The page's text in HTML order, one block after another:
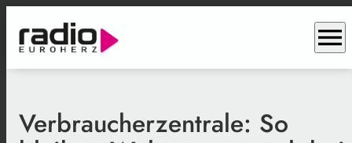
menu
Verbraucherzentrale: So